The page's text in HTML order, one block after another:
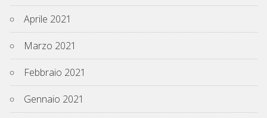
Aprile 2021
Marzo 2021
Febbraio 2021
Gennaio 2021